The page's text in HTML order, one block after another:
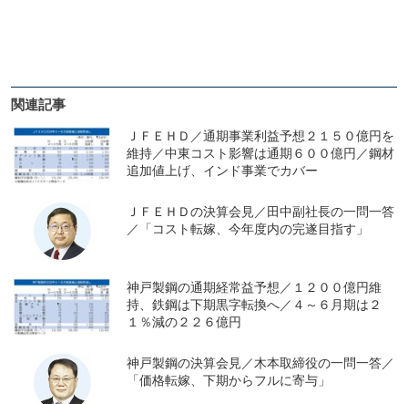
関連記事
ＪＦＥＨＤ／通期事業利益予想２１５０億円を
維持／中東コスト影響は通期６００億円／鋼材
追加値上げ、インド事業でカバー
ＪＦＥＨＤの決算会見／田中副社長の一問一答
／「コスト転嫁、今年度内の完遂目指す」
神戸製鋼の通期経常益予想／１２００億円維
持、鉄鋼は下期黒字転換へ／４～６月期は２
１％減の２２６億円
神戸製鋼の決算会見／木本取締役の一問一答／
「価格転嫁、下期からフルに寄与」